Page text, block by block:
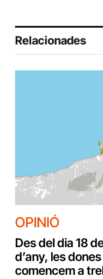
Relacionades
OPINIÓ
Des del dia 18
d’any, les
comencem a